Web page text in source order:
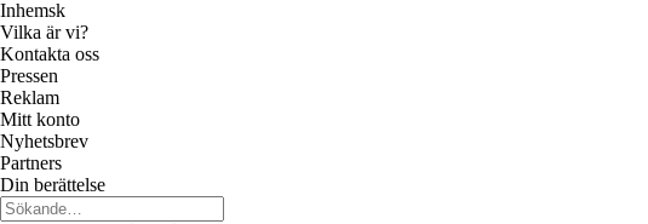
Inhemsk
Vilka är vi?
Kontakta oss
Pressen
Reklam
Mitt konto
Nyhetsbrev
Partners
Din berättelse